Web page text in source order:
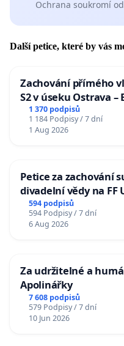
Ochrana soukromí
Další petice, které by vás
Zachování přímého
S2 v úseku Ostrava
u Jablunkova
1 370 podpisů
1 184 Podpisy / 7 dní
1 Aug 2026
Petice za zachování
divadelní vědy na FF
594 podpisů
594 Podpisy / 7 dní
6 Aug 2026
Za udržitelné a
Apolinářky
7 608 podpisů
579 Podpisy / 7 dní
10 Jun 2026